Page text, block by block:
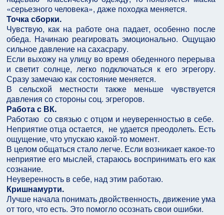
«серьезного человека», даже походка меняется.
Точка сборки.
Чувствую, как на работе она падает, особенно после
обеда. Начинаю реагировать эмоционально. Ощущаю
сильное давление на сахасрару.
Если выхожу на улицу во время обеденного перерыва
и светит солнце, легко подключаться к его эгрегору.
Сразу замечаю как состояние меняется.
В сельской местности также меньше чувствуется
давления со стороны соц. эгрегоров.
Работа с ВК.
Работаю со связью с отцом и неуверенностью в себе.
Неприятие отца остается, не удается преодолеть. Есть
ощущение, что упускаю какой-то момент.
В целом общаться стало легче. Если возникает какое-то
неприятие его мыслей, стараюсь воспринимать его как
сознание.
Неуверенность в себе, над этим работаю.
Кришнамурти.
Лучше начала понимать двойственность, движение ума
от того, что есть. Это помогло осознать свои ошибки.